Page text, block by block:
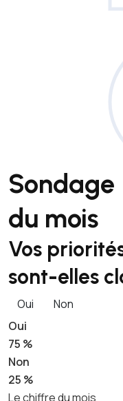
Sondage
du mois
Vos
sont-elles
Oui
Non
Oui
75 %
Non
25 %
Le chiffre du mois